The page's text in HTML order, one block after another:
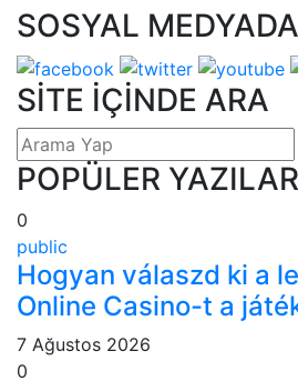
SOSYAL
SİTE İÇİNDE ARA
POPÜLER YAZILAR
0
public
Hogyan válaszd ki a
Online Casino-t a
7 Ağustos 2026
0